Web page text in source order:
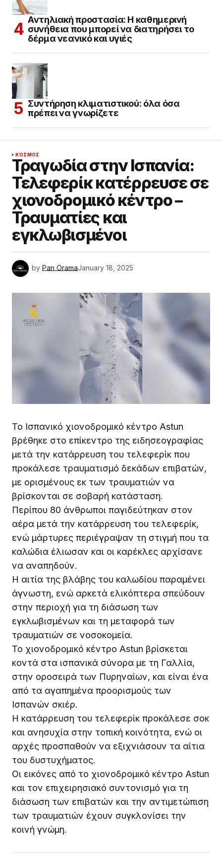
Αντηλιακή προστασία: Η καθημερινή
συνήθεια που μπορεί να διατηρήσει το
δέρμα νεανικό και υγιές
Συντήρηση κλιματιστικού: όλα όσα
πρέπει να γνωρίζετε
ΚΌΣΜΟΣ
Τραγωδία στην Ισπανία:
Τελεφερίκ κατέρρευσε σε
χιονοδρομικό κέντρο –
Τραυματίες και
εγκλωβισμένοι
by Pan OramaJanuary 18, 2025
Το Ισπανικό χιονοδρομικό κέντρο Astun
βρέθηκε στο επίκεντρο της ειδησεογραφίας
μετά την κατάρρευση του τελεφερίκ που
προκάλεσε τραυματισμό δεκάδων επιβατών,
με ορισμένους εκ των τραυματιών να
βρίσκονται σε σοβαρή κατάσταση.
Περίπου 80 άνθρωποι παγιδεύτηκαν στον
αέρα μετά την κατάρρευση του τελεφερίκ,
ενώ μάρτυρες περιέγραψαν τη στιγμή που τα
καλώδια έλιωσαν και οι καρέκλες αρχίσανε
να αναπηδούν.
Η αιτία της βλάβης του καλωδίου παραμένει
άγνωστη, ενώ αρκετά ελικόπτερα σπεύδουν
στην περιοχή για τη διάσωση των
εγκλωβισμένων και τη μεταφορά των
τραυματιών σε νοσοκομεία.
Το χιονοδρομικό κέντρο Astun βρίσκεται
κοντά στα ισπανικά σύνορα με τη Γαλλία,
στην οροσειρά των Πυρηναίων, και είναι ένα
από τα αγαπημένα προορισμούς των
Ισπανών σκιέρ.
Η κατάρρευση του τελεφερίκ προκάλεσε σοκ
και ανησυχία στην τοπική κοινότητα, ενώ οι
αρχές προσπαθούν να εξιχνιάσουν τα αίτια
του δυστυχήματος.
Οι εικόνες από το χιονοδρομικό κέντρο Astun
και τον επιχειρησιακό συντονισμό για τη
διάσωση των επιβατών και την αντιμετώπιση
των τραυματιών έχουν συγκλονίσει την
κοινή γνώμη.